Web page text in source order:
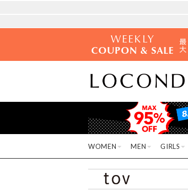
WEEKLY
COUPON & SALE
WOMEN MEN GIRLS